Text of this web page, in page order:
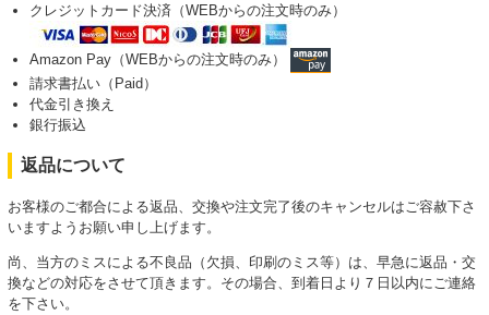
クレジットカード決済（WEBからの注文時のみ）
Amazon Pay（WEBからの注文時のみ）
請求書払い（Paid）
代金引き換え
銀行振込
返品について
お客様のご都合による返品、交換や注文完了後のキャンセルはご容赦下さ
いますようお願い申し上げます。
尚、当方のミスによる不良品（欠損、印刷のミス等）は、早急に返品・交
換などの対応をさせて頂きます。その場合、到着日より７日以内にご連絡
を下さい。